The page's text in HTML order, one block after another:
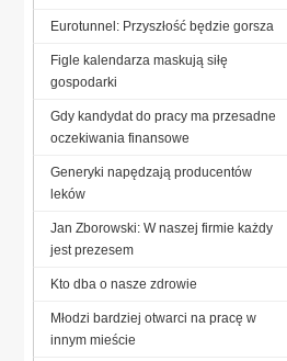
Eurotunnel: Przyszłość będzie gorsza
Figle kalendarza maskują siłę
gospodarki
Gdy kandydat do pracy ma przesadne
oczekiwania finansowe
Generyki napędzają producentów
leków
Jan Zborowski: W naszej firmie każdy
jest prezesem
Kto dba o nasze zdrowie
Młodzi bardziej otwarci na pracę w
innym mieście